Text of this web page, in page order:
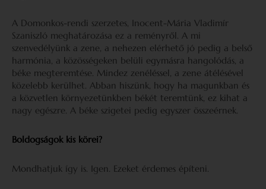
A Domonkos-rendi szerzetes, Inocent-Mária Vladimír
Szaniszló meghatározása ez a reményről. A mi
szenvedélyünk a zene, a nehezen elérhető jó pedig a belső
harmónia, a közösségeken belüli egymásra hangolódás, a
béke megteremtése. Mindez zenéléssel, a zene átélésével
közelebb kerülhet. Abban hiszünk, hogy ha magunkban és
a közvetlen környezetünkben békét teremtünk, ez kihat a
nagy egészre. A béke szigetei pedig egyszer összeérnek.
Boldogságok kis körei?
Mondhatjuk így is. Igen. Ezeket érdemes építeni.